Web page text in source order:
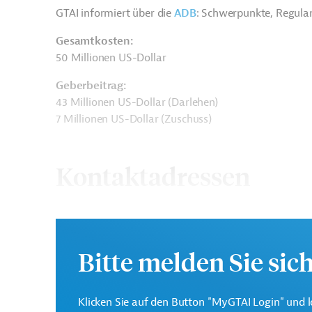
GTAI informiert über die ADB: Schwerpunkte,
Gesamtkosten:
50 Millionen US-Dollar
Geberbeitrag:
43 Millionen US-Dollar (Darlehen)
7 Millionen US-Dollar (Zuschuss)
Asiatische
Die ADB ist die
Bitte melden Sie
Klicken Sie auf den Button "MyGTAI Login" und